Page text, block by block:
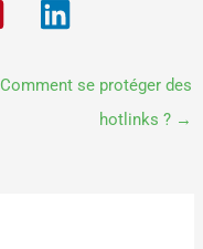
Comment se protéger des
hotlinks ? →